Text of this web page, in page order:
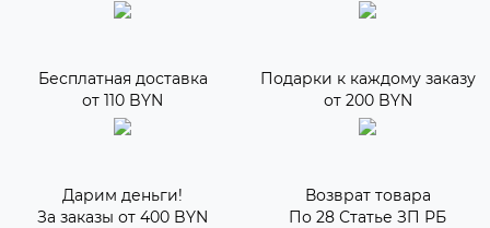
Бесплатная доставка
от 110 BYN
Подарки к каждому заказу
от 200 BYN
Дарим деньги!
За заказы от 400 BYN
Возврат товара
По 28 Статье ЗП РБ